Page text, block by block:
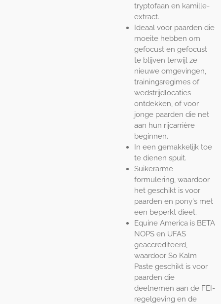
tryptofaan en kamille-
extract.
Ideaal voor paarden die
moeite hebben om
gefocust en gefocust
te blijven terwijl ze
nieuwe omgevingen,
trainingsregimes of
wedstrijdlocaties
ontdekken, of voor
jonge paarden die net
aan hun rijcarrière
beginnen.
In een gemakkelijk toe
te dienen spuit.
Suikerarme
formulering, waardoor
het geschikt is voor
paarden en pony's met
een beperkt dieet.
Equine America is BETA
NOPS en UFAS
geaccrediteerd,
waardoor So Kalm
Paste geschikt is voor
paarden die
deelnemen aan de FEI-
regelgeving en de